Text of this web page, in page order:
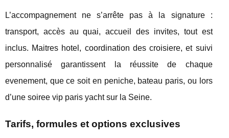
L’accompagnement ne s’arrête pas à la signature :
transport, accès au quai, accueil des invites, tout est
inclus. Maitres hotel, coordination des croisiere, et suivi
personnalisé garantissent la réussite de chaque
evenement, que ce soit en peniche, bateau paris, ou lors
d’une soiree vip paris yacht sur la Seine.
Tarifs, formules et options exclusives